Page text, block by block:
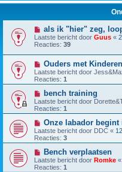
als ik "hier" zeg,
Laatste bericht door Guus «
Reacties: 39
Ouders met Kinderen
Laatste bericht door
Reacties: 1
bench training
Laatste bericht door
Reacties: 1
Onze labador begint
Laatste bericht door DDC «
Reacties: 3
Bench verplaatsen
Laatste bericht door Romke «
Reacties: 1